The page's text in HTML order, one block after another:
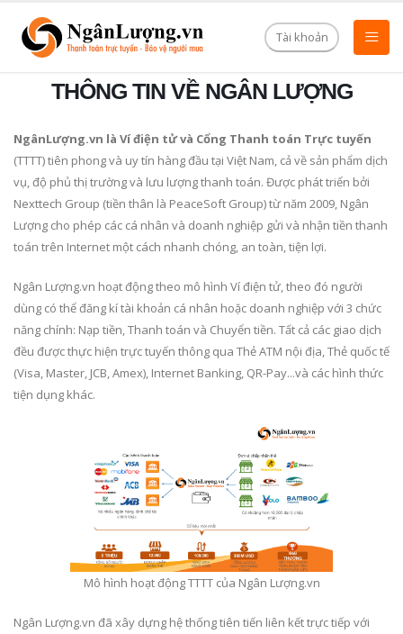
Tài khoản
THÔNG TIN VỀ NGÂN LƯỢNG
NgânLượng.vn là Ví điện tử và Cổng Thanh toán Trực tuyến
(TTTT) tiên phong và uy tín hàng đầu tại Việt Nam, cả về sản phẩm dịch
vụ, độ phủ thị trường và lưu lượng thanh toán. Được phát triển bởi
Nexttech Group (tiền thân là PeaceSoft Group) từ năm 2009, Ngân
Lượng cho phép các cá nhân và doanh nghiệp gửi và nhận tiền thanh
toán trên Internet một cách nhanh chóng, an toàn, tiện lợi.
Ngân Lượng.vn hoạt động theo mô hình Ví điện tử, theo đó người
dùng có thể đăng kí tài khoản cá nhân hoặc doanh nghiệp với 3 chức
năng chính: Nạp tiền, Thanh toán và Chuyển tiền. Tất cả các giao dịch
đều được thực hiện trực tuyến thông qua Thẻ ATM nội địa, Thẻ quốc tế
(Visa, Master, JCB, Amex), Internet Banking, QR-Pay...và các hình thức
tiện dụng khác.
Mô hình hoạt động TTTT của Ngân Lượng.vn
Ngân Lượng.vn đã xây dựng hệ thống tiên tiến liên kết trực tiếp với